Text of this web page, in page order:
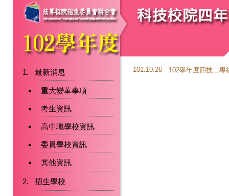
最新消息
重大變革事項
考生資訊
高中職學校資訊
委員學校資訊
其他資訊
招生學校
101.10.26 102學年度四技二專